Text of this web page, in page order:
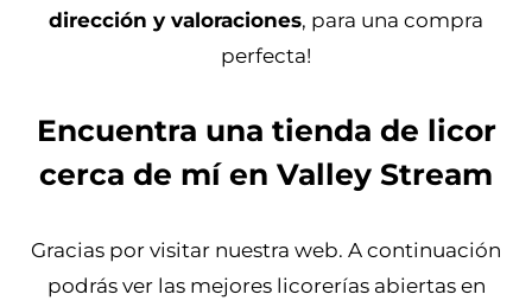
dirección y valoraciones, para una compra
perfecta!
Encuentra una tienda de licor
cerca de mí en Valley Stream
Gracias por visitar nuestra web. A continuación
podrás ver las mejores licorerías abiertas en